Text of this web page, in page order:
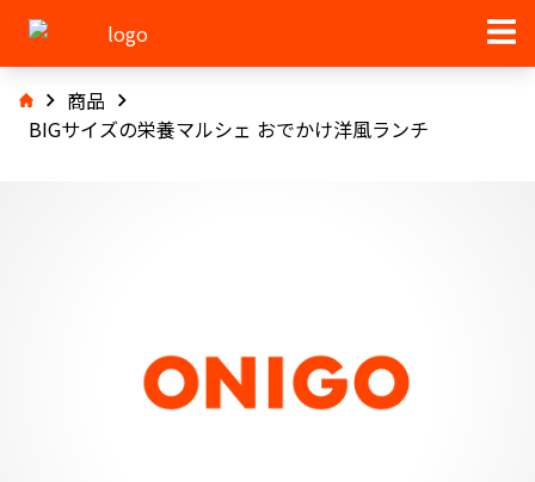
商品
BIGサイズの栄養マルシェ おでかけ洋風ランチ